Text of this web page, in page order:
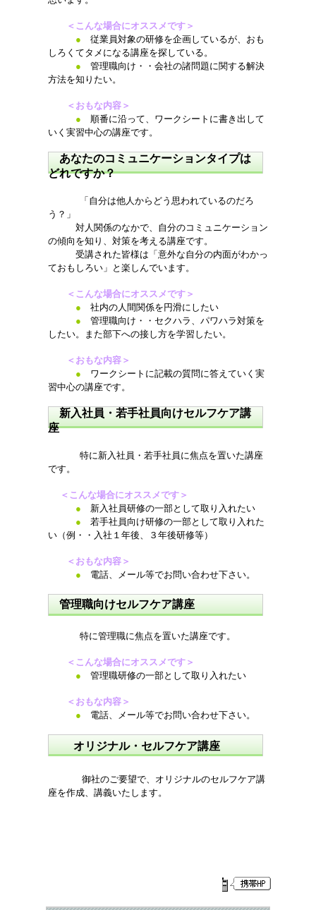
＜こんな場合にオススメです＞
● 従業員対象の研修を企画しているが、おも
しろくてタメになる講座を探している。
● 管理職向け・・会社の諸問題に関する解決
方法を知りたい。
＜おもな内容＞
● 順番に沿って、ワークシートに書き出して
いく実習中心の講座です。
あなたのコミュニケーションタイプは
どれですか？
「自分は他人からどう思われているのだろ
う？」
対人関係のなかで、自分のコミュニケーション
の傾向を知り、対策を考える講座です。
受講された皆様は「意外な自分の内面がわかっ
ておもしろい」と楽しんでいます。
＜こんな場合にオススメです＞
● 社内の人間関係を円滑にしたい
● 管理職向け・・セクハラ、パワハラ対策を
したい。また部下への接し方を学習したい。
＜おもな内容＞
● ワークシートに記載の質問に答えていく実
習中心の講座です。
新入社員・若手社員向けセルフケア講
座
特に新入社員・若手社員に焦点を置いた講座
です。
＜こんな場合にオススメです＞
● 新入社員研修の一部として取り入れたい
● 若手社員向け研修の一部として取り入れた
い（例・・入社１年後、３年後研修等）
＜おもな内容＞
● 電話、メール等でお問い合わせ下さい。
管理職向けセルフケア講座
特に管理職に焦点を置いた講座です。
＜こんな場合にオススメです＞
● 管理職研修の一部として取り入れたい
＜おもな内容＞
● 電話、メール等でお問い合わせ下さい。
オリジナル・セルフケア講座
御社のご要望で、オリジナルのセルフケア講
座を作成、講義いたします。